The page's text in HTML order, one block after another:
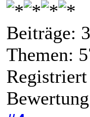
Beiträge:
Themen: